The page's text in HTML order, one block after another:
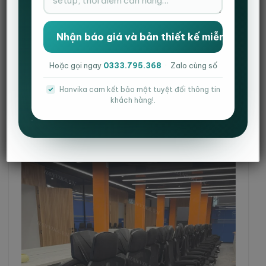
hành ổn định khi triển khai cho số lượng lớn
Đồng thời phảiđồng bộ với không gian văn phòng
hiện đạicủa văn phòng
Viễn thôngkhông chỉ nằm ở việc lựa chọn sản phẩm
phù hợp, mà còn là tìm kiếm
nhà cung cấp có kinh
nghiệm triển khai thực tế
, đủ năng lực đáp ứng dự án
quy mô lớn một cách đồng bộ và đúng tiến độ.
Hoặc gọi ngay 0333.795.368 · Zalo cùng số
Hanvika cam kết bảo mật tuyệt đối thông tin
khách hàng!.